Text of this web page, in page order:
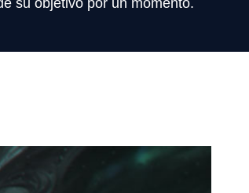
su objetivo por un momento.